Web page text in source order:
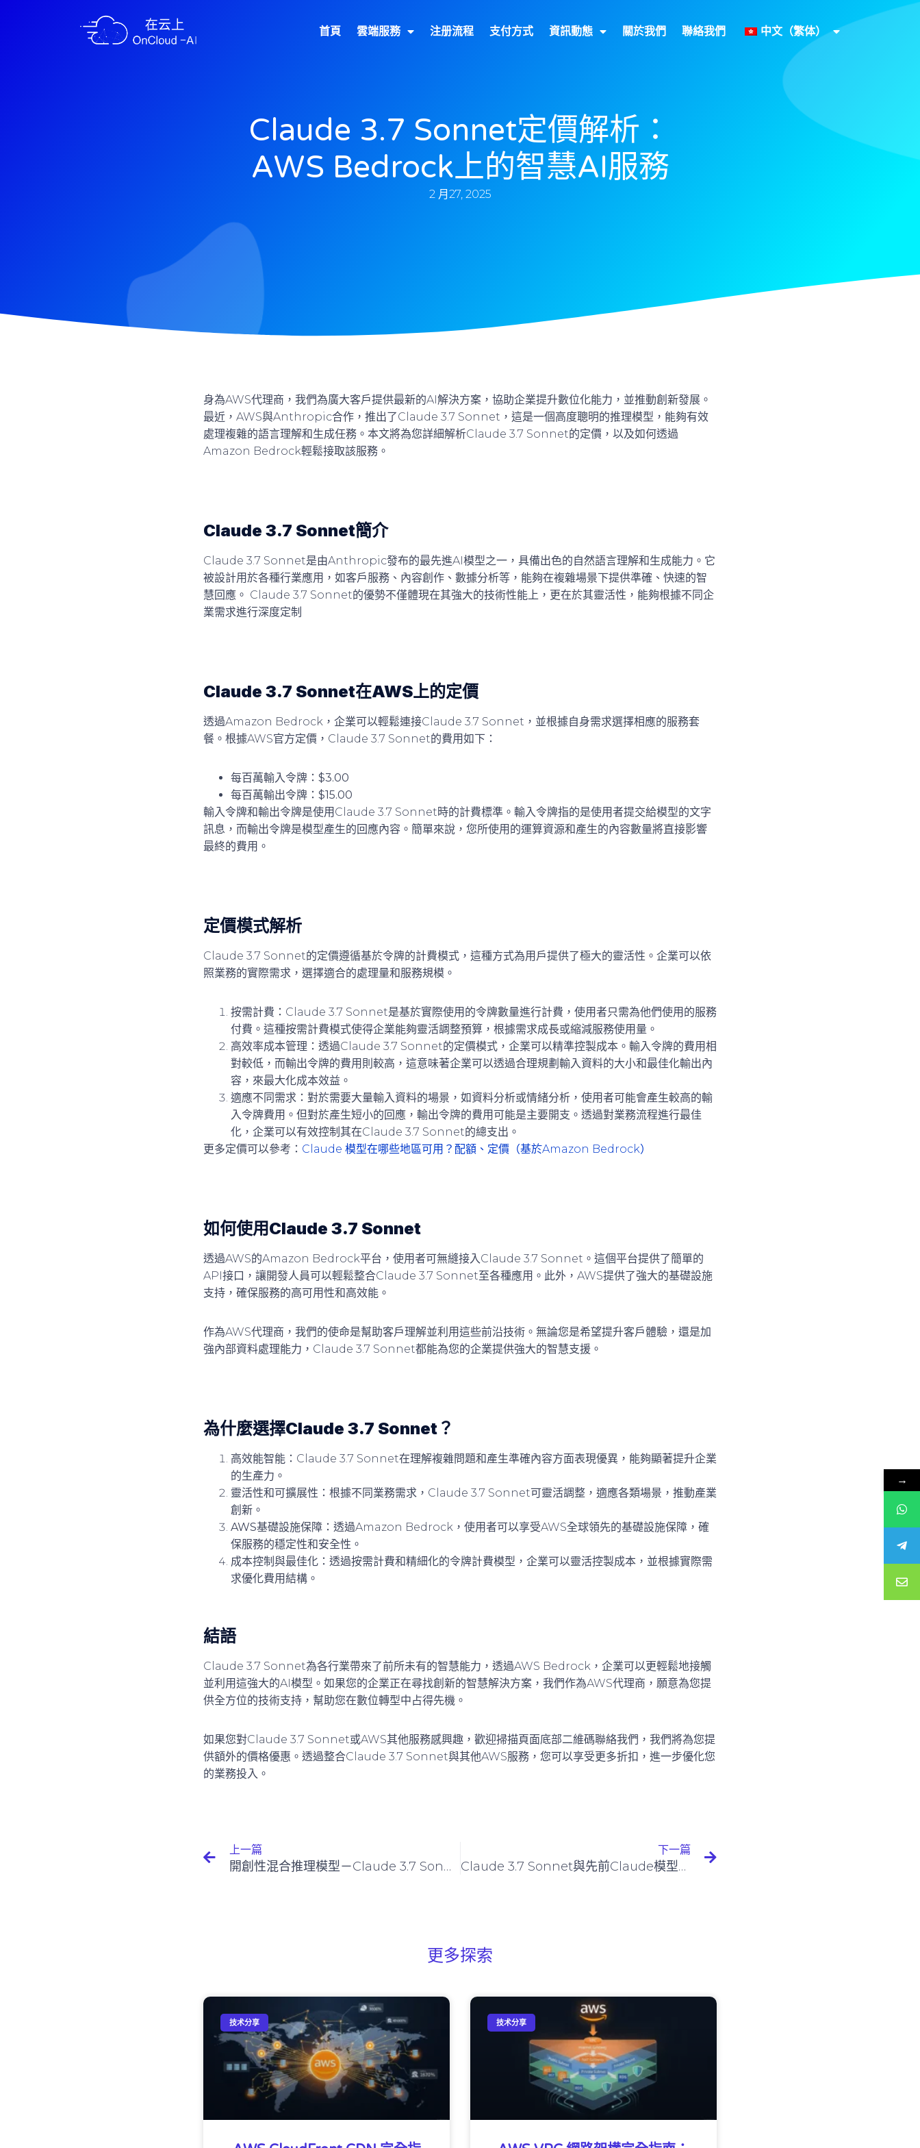
首頁 雲端服務 注册流程 支付方式 資訊動態 關於我們 聯絡我們 中文（繁体）
Claude 3.7 Sonnet定價解析：
AWS Bedrock上的智慧AI服務
2 月27, 2025
身為AWS代理商，我們為廣大客戶提供最新的AI解決方案，協助企業提升數位化能力，並推動創新發展。
最近，AWS與Anthropic合作，推出了Claude 3.7 Sonnet，這是一個高度聰明的推理模型，能夠有效
處理複雜的語言理解和生成任務。本文將為您詳細解析Claude 3.7 Sonnet的定價，以及如何透過
Amazon Bedrock輕鬆接取該服務。
Claude 3.7 Sonnet簡介
Claude 3.7 Sonnet是由Anthropic發布的最先進AI模型之一，具備出色的自然語言理解和生成能力。它
被設計用於各種行業應用，如客戶服務、內容創作、數據分析等，能夠在複雜場景下提供準確、快速的智
慧回應。 Claude 3.7 Sonnet的優勢不僅體現在其強大的技術性能上，更在於其靈活性，能夠根據不同企
業需求進行深度定制
Claude 3.7 Sonnet在AWS上的定價
透過Amazon Bedrock，企業可以輕鬆連接Claude 3.7 Sonnet，並根據自身需求選擇相應的服務套
餐。根據AWS官方定價，Claude 3.7 Sonnet的費用如下：
每百萬輸入令牌：$3.00
每百萬輸出令牌：$15.00
輸入令牌和輸出令牌是使用Claude 3.7 Sonnet時的計費標準。輸入令牌指的是使用者提交給模型的文字
訊息，而輸出令牌是模型產生的回應內容。簡單來說，您所使用的運算資源和產生的內容數量將直接影響
最終的費用。
定價模式解析
Claude 3.7 Sonnet的定價遵循基於令牌的計費模式，這種方式為用戶提供了極大的靈活性。企業可以依
照業務的實際需求，選擇適合的處理量和服務規模。
按需計費 ：Claude 3.7 Sonnet是基於實際使用的令牌數量進行計費，使用者只需為他們使用的服務
付費。這種按需計費模式使得企業能夠靈活調整預算，根據需求成長或縮減服務使用量。
高效率成本管理 ：透過Claude 3.7 Sonnet的定價模式，企業可以精準控製成本。輸入令牌的費用相
對較低，而輸出令牌的費用則較高，這意味著企業可以透過合理規劃輸入資料的大小和最佳化輸出內
容，來最大化成本效益。
適應不同需求 ：對於需要大量輸入資料的場景，如資料分析或情緒分析，使用者可能會產生較高的輸
入令牌費用。但對於產生短小的回應，輸出令牌的費用可能是主要開支。透過對業務流程進行最佳
化，企業可以有效控制其在Claude 3.7 Sonnet的總支出。
更多定價可以參考： Claude 模型在哪些地區可用？配額、定價（基於Amazon Bedrock）
如何使用Claude 3.7 Sonnet
透過AWS的Amazon Bedrock平台，使用者可無縫接入Claude 3.7 Sonnet。這個平台提供了簡單的
API接口，讓開發人員可以輕鬆整合Claude 3.7 Sonnet至各種應用。此外，AWS提供了強大的基礎設施
支持，確保服務的高可用性和高效能。
作為AWS代理商，我們的使命是幫助客戶理解並利用這些前沿技術。無論您是希望提升客戶體驗，還是加
強內部資料處理能力，Claude 3.7 Sonnet都能為您的企業提供強大的智慧支援。
為什麼選擇Claude 3.7 Sonnet？
高效能智能 ：Claude 3.7 Sonnet在理解複雜問題和產生準確內容方面表現優異，能夠顯著提升企業
的生產力。
靈活性和可擴展性 ：根據不同業務需求，Claude 3.7 Sonnet可靈活調整，適應各類場景，推動產業
創新。
AWS基礎設施保障 ：透過Amazon Bedrock，使用者可以享受AWS全球領先的基礎設施保障，確
保服務的穩定性和安全性。
成本控制與最佳化 ：透過按需計費和精細化的令牌計費模型，企業可以靈活控製成本，並根據實際需
求優化費用結構。
結語
Claude 3.7 Sonnet為各行業帶來了前所未有的智慧能力，透過AWS Bedrock，企業可以更輕鬆地接觸
並利用這強大的AI模型。如果您的企業正在尋找創新的智慧解決方案，我們作為AWS代理商，願意為您提
供全方位的技術支持，幫助您在數位轉型中占得先機。
如果您對Claude 3.7 Sonnet或AWS其他服務感興趣，歡迎掃描頁面底部二維碼聯絡我們，我們將為您提
供額外的價格優惠。透過整合Claude 3.7 Sonnet與其他AWS服務，您可以享受更多折扣，進一步優化您
的業務投入。
上一篇
開創性混合推理模型－Claude 3.7 Sonnet現已上線Amazon Bedrock
下一篇
Claude 3.7 Sonnet與先前Claude模型的差異
更多探索
技术分享 技术分享
→